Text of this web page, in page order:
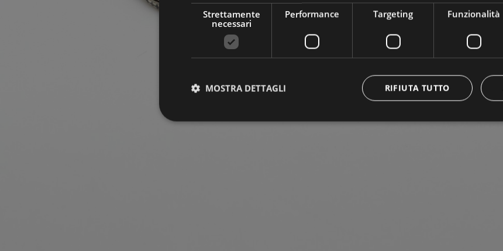
Strettamente
necessari
Performance Targeting Funzionalità
RIFIUTA TUTTO
MOSTRA DETTAGLI